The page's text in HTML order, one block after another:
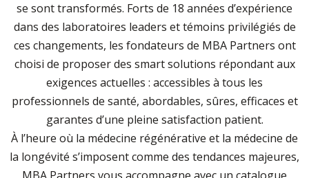
se sont transformés. Forts de 18 années d’expérience
dans des laboratoires leaders et témoins privilégiés de
ces changements, les fondateurs de MBA Partners ont
choisi de proposer des smart solutions répondant aux
exigences actuelles : accessibles à tous les
professionnels de santé, abordables, sûres, efficaces et
garantes d’une pleine satisfaction patient.
À l’heure où la médecine régénérative et la médecine de
la longévité s’imposent comme des tendances majeures,